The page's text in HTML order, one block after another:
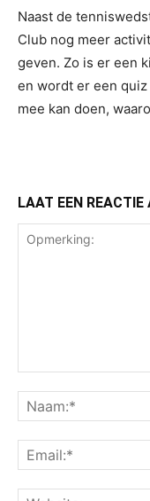
Naast de
Club nog meer
geven. Zo is er een
en wordt er een
mee kan doen,
LAAT EEN REACTIE